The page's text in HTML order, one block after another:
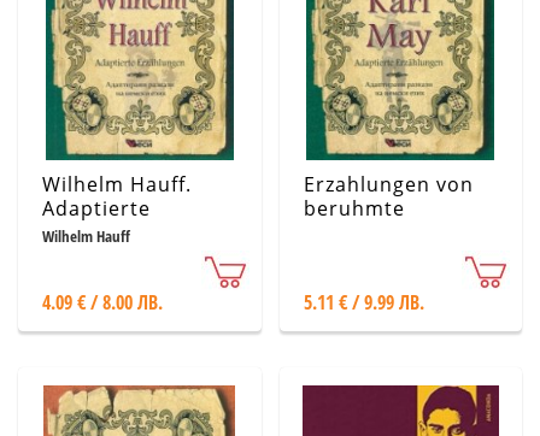
Wilhelm Hauff.
Adaptierte
Erzahlungen
Wilhelm Hauff
4.09 € / 8.00 ЛВ.
Erzahlungen von
beruhmte
5.11 € / 9.99 ЛВ.